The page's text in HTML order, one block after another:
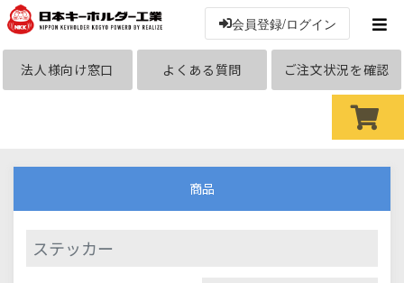
会員登録/ログイン
法人様向け窓口 よくある質問 ご注文状況を確認
商品
ステッカー